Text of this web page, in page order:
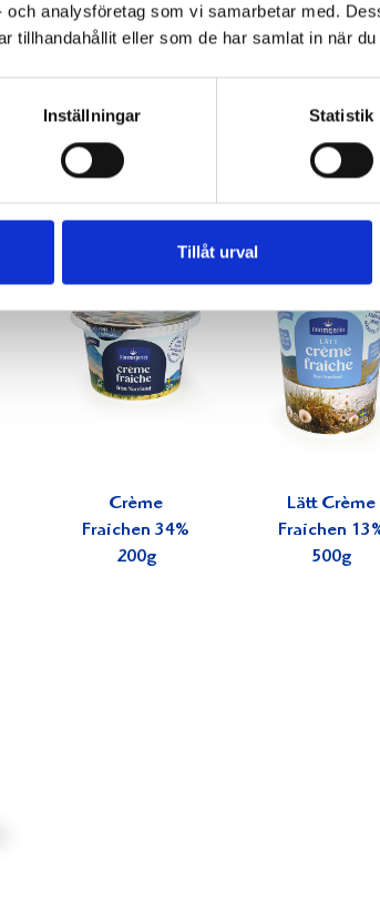
analysföretag som vi samarbetar med.
tillhandahållit eller som de har samlat in när
Inställningar Statistik
Tillåt urval
1000g
2,7% 1000g
Crème
Fraichen 34%
200g
Lätt Crème
Fraichen
500g